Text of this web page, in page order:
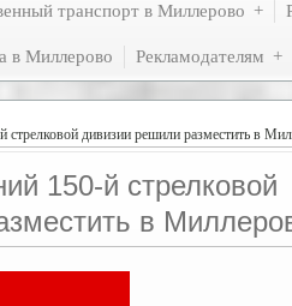
транспорт в Миллерово
в Миллерово Рекламодателям
стрелковой дивизии решили разместить в
150-й стрелковой
в